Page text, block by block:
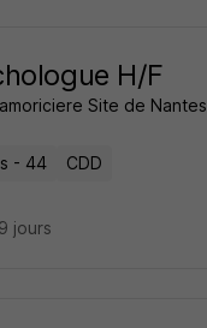
H/F
Site de Nantes
- 44 CDD
jours